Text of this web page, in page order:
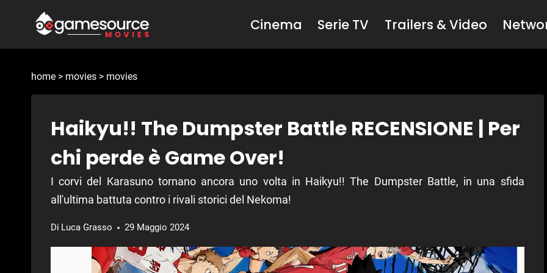
contenuto
Cinema Serie TV Trailers & Video
home > movies > movies
Haikyu!! The Dumpster Battle RECENSIONE | Per
chi perde è Game Over!
I corvi del Karasuno tornano ancora uno volta in Haikyu!! The Dumpster Battle, in una sfida
all'ultima battuta contro i rivali storici del Nekoma!
Di Luca Grasso 29 Maggio 2024